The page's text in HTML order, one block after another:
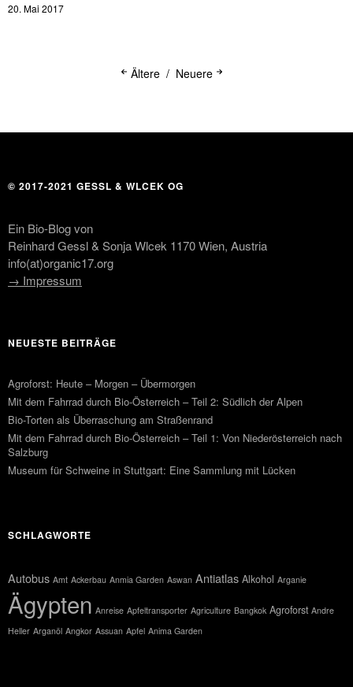
20. Mai 2017
Ältere Neuere
© 2017-2021 GESSL & WLCEK OG
Ein Bio-Blog von
Reinhard Gessl & Sonja Wlcek 1170 Wien, Austria
info(at)organic17.org
→ Impressum
NEUESTE BEITRÄGE
Agroforst: Heute – Morgen – Übermorgen
Mit dem Fahrrad durch Bio-Österreich – Teil 2: Südlich der Alpen
Bio-Torten als Überraschung am Straßenrand
Mit dem Fahrrad durch Bio-Österreich – Teil 1: Von Niederösterreich nach
Salzburg
Museum für Schweine in Stuttgart: Eine Sammlung mit Lücken
SCHLAGWORTE
Autobus Amt Ackerbau Anmia Garden Aswan Antiatlas Alkohol Arganie
Ägypten Anreise Apfeltransporter Agriculture Bangkok Agroforst Andre
Heller Arganöl Angkor Assuan Apfel Anima Garden